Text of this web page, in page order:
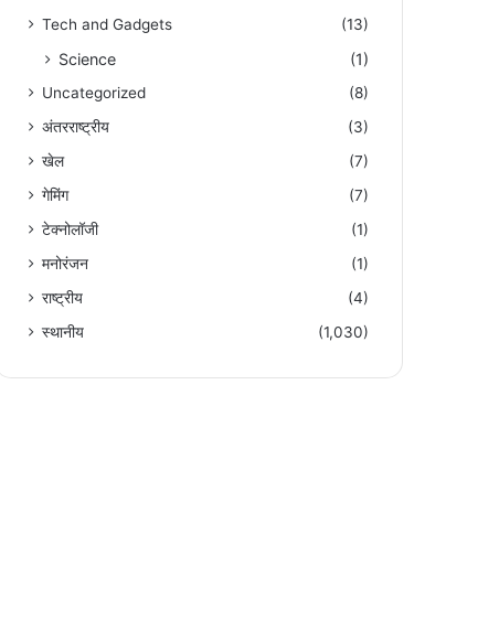
Tech and Gadgets
(13)
Science (1)
Uncategorized
(8)
अंतरराष्ट्रीय
(3)
खेल
(7)
गेमिंग
(7)
टेक्नोलॉजी
(1)
मनोरंजन
(1)
राष्ट्रीय
(4)
स्थानीय
(1,030)